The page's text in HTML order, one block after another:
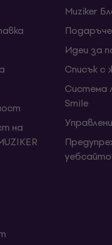
на
Muziker
Идеи за
Списък с
Система
Smile